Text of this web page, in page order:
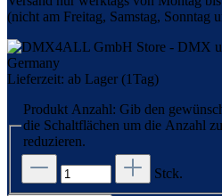
(nicht am Freitag, Samstag, Sonntag
Lieferzeit: ab Lager (1Tag)
Produkt Anzahl: Gib den
die Schaltflächen um die Anzahl
reduzieren.
Stck.